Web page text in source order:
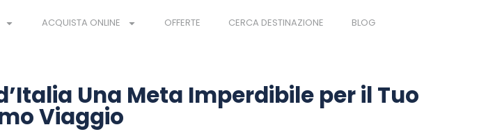
ACQUISTA ONLINE OFFERTE CERCA DESTINAZIONE BLOG
Una Meta Imperdibile per il Tuo
Viaggio